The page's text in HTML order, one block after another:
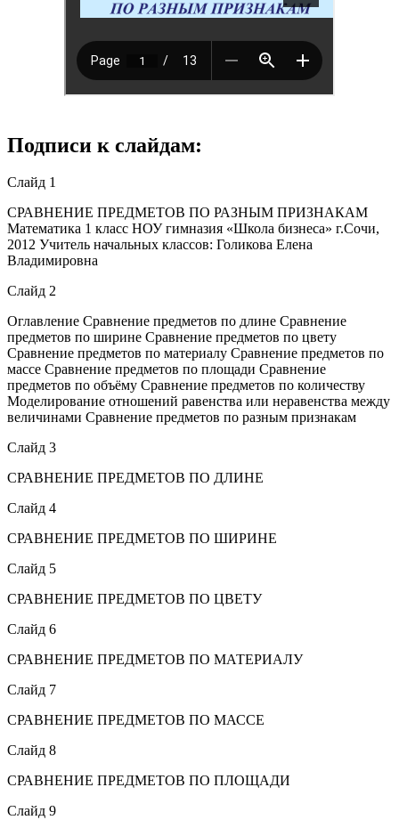
Подписи к слайдам:
Слайд 1
СРАВНЕНИЕ ПРЕДМЕТОВ ПО РАЗНЫМ ПРИЗНАКАМ
Математика 1 класс НОУ гимназия «Школа бизнеса» г.Сочи,
2012 Учитель начальных классов: Голикова Елена
Владимировна
Слайд 2
Оглавление Сравнение предметов по длине Сравнение
предметов по ширине Сравнение предметов по цвету
Сравнение предметов по материалу Сравнение предметов по
массе Сравнение предметов по площади Сравнение
предметов по объёму Сравнение предметов по количеству
Моделирование отношений равенства или неравенства между
величинами Сравнение предметов по разным признакам
Слайд 3
СРАВНЕНИЕ ПРЕДМЕТОВ ПО ДЛИНЕ
Слайд 4
СРАВНЕНИЕ ПРЕДМЕТОВ ПО ШИРИНЕ
Слайд 5
СРАВНЕНИЕ ПРЕДМЕТОВ ПО ЦВЕТУ
Слайд 6
СРАВНЕНИЕ ПРЕДМЕТОВ ПО МАТЕРИАЛУ
Слайд 7
СРАВНЕНИЕ ПРЕДМЕТОВ ПО МАССЕ
Слайд 8
СРАВНЕНИЕ ПРЕДМЕТОВ ПО ПЛОЩАДИ
Слайд 9